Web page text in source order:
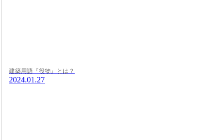
建築用語『役物』とは？
2024.01.27